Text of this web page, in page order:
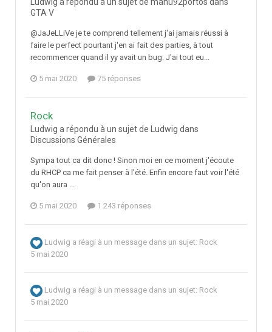
Ludwig a répondu à un sujet de manu92portos dans
GTA V
@JaJeLLiVe je te comprend tellement j'ai jamais réussi à
faire le perfect pourtant j'en ai fait des parties, à tout
recommencer quand il yy avait un bug. J'ai tout eu...
5 mai 2020 75 réponses
Rock
Ludwig a répondu à un sujet de Ludwig dans
Discussions Générales
Sympa tout ca dit donc ! Sinon moi en ce moment j'écoute
du RHCP ca me fait penser à l'été. Enfin encore faut voir l'été
qu'on aura ...
5 mai 2020 1 243 réponses
Ludwig a réagi à un message dans un sujet: Rock
5 mai 2020
Ludwig a réagi à un message dans un sujet: Rock
5 mai 2020